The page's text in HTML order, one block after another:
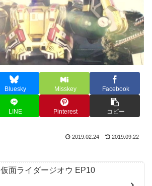
Bluesky Misskey Facebook
LINE Pinterest コピー
2019.02.24 2019.09.22
仮面ライダージオウ EP10